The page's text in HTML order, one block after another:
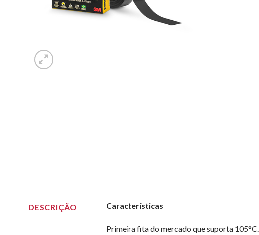
DESCRIÇÃO Características
Primeira fita do mercado que suporta 105°C.